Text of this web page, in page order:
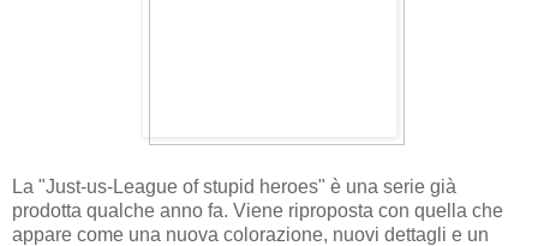
La "Just-us-League of stupid heroes" è una serie già
prodotta qualche anno fa. Viene riproposta con quella che
appare come una nuova colorazione, nuovi dettagli e un